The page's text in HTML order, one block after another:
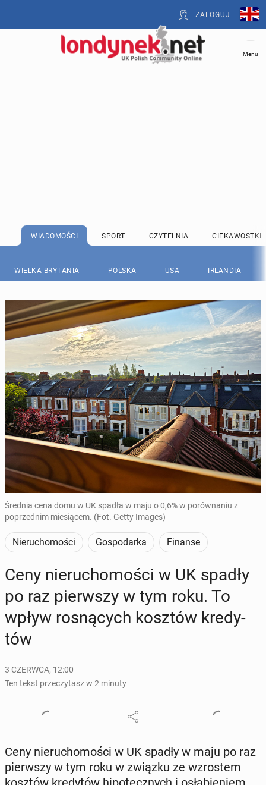
ZALOGUJ
Menu
WIADOMOŚCI SPORT CZYTELNIA CIEKAWOSTKI
WIELKA BRYTANIA POLSKA USA IRLANDIA
Średnia cena domu w UK spadła w maju o 0,6% w porównaniu z
poprzednim miesiącem. (Fot. Getty Images)
Nieruchomości Gospodarka Finanse
Ceny nie­ru­cho­mo­ści w UK spadły
po raz pierw­szy w tym roku. To
wpływ ro­sną­cych kosztów kre­dy­
tów
3 CZERWCA, 12:00
Ten tekst przeczytasz w 2 minuty
Ceny nie­ru­cho­mo­ści w UK spadły w maju po raz
pierw­szy w tym roku w związku ze wzro­stem